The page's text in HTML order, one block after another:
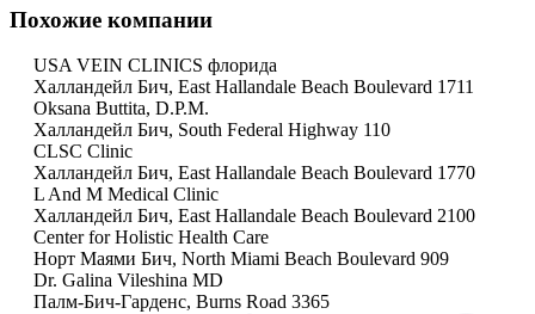
Похожие компании
USA VEIN CLINICS флорида
Халландейл Бич, East Hallandale Beach Boulevard 1711
Oksana Buttita, D.P.M.
Халландейл Бич, South Federal Highway 110
CLSC Clinic
Халландейл Бич, East Hallandale Beach Boulevard 1770
L And M Medical Clinic
Халландейл Бич, East Hallandale Beach Boulevard 2100
Center for Holistic Health Care
Норт Маями Бич, North Miami Beach Boulevard 909
Dr. Galina Vileshina MD
Палм-Бич-Гарденс, Burns Road 3365